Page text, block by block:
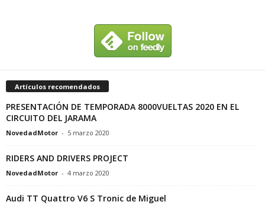
Artículos recomendados
PRESENTACIÓN DE TEMPORADA 8000VUELTAS 2020 EN EL
CIRCUITO DEL JARAMA
NovedadMotor - 5 marzo 2020
RIDERS AND DRIVERS PROJECT
NovedadMotor - 4 marzo 2020
Audi TT Quattro V6 S Tronic de Miguel